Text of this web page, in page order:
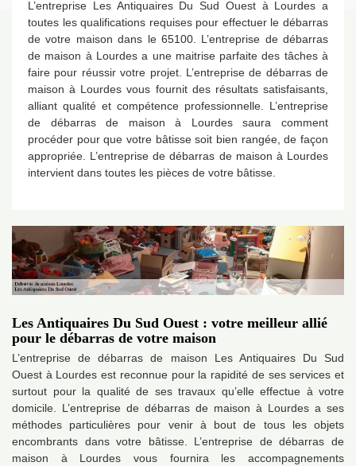
L’entreprise Les Antiquaires Du Sud Ouest à Lourdes a
toutes les qualifications requises pour effectuer le débarras
de votre maison dans le 65100. L’entreprise de débarras
de maison à Lourdes a une maitrise parfaite des tâches à
faire pour réussir votre projet. L’entreprise de débarras de
maison à Lourdes vous fournit des résultats satisfaisants,
alliant qualité et compétence professionnelle. L’entreprise
de débarras de maison à Lourdes saura comment
procéder pour que votre bâtisse soit bien rangée, de façon
appropriée. L’entreprise de débarras de maison à Lourdes
intervient dans toutes les pièces de votre bâtisse.
Les Antiquaires Du Sud Ouest : votre meilleur allié
pour le débarras de votre maison
L’entreprise de débarras de maison Les Antiquaires Du Sud
Ouest à Lourdes est reconnue pour la rapidité de ses services et
surtout pour la qualité de ses travaux qu’elle effectue à votre
domicile. L’entreprise de débarras de maison à Lourdes a ses
méthodes particulières pour venir à bout de tous les objets
encombrants dans votre bâtisse. L’entreprise de débarras de
maison à Lourdes vous fournira les accompagnements